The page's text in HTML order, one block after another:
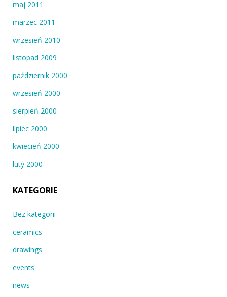
maj 2011
marzec 2011
wrzesień 2010
listopad 2009
październik 2000
wrzesień 2000
sierpień 2000
lipiec 2000
kwiecień 2000
luty 2000
KATEGORIE
Bez kategorii
ceramics
drawings
events
news